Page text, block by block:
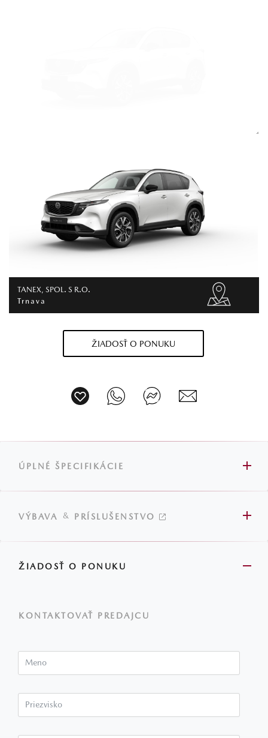
TANEX, SPOL. S R.O.
Trnava
ŽIADOSŤ O PONUKU
ÚPLNÉ ŠPECIFIKÁCIE
VÝBAVA & PRÍSLUŠENSTVO
ŽIADOSŤ O PONUKU
KONTAKTOVAŤ PREDAJCU